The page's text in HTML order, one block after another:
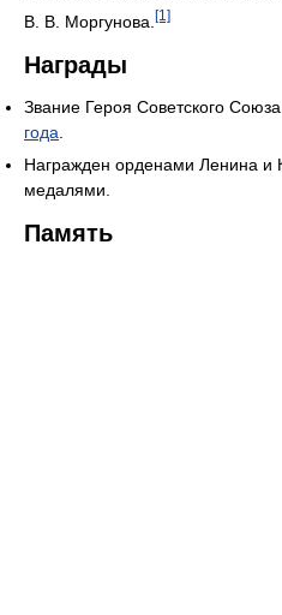
В. В. Моргунова. [1]
Награды
Звание Героя Советского
года
Награжден орденами Ленина и
медалями.
Память